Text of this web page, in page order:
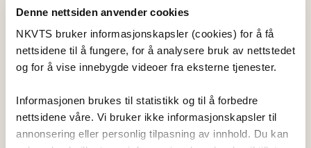
Denne nettsiden anvender cookies
NKVTS bruker informasjonskapsler (cookies) for å få
nettsidene til å fungere, for å analysere bruk av nettstedet
og for å vise innebygde videoer fra eksterne tjenester.
Informasjonen brukes til statistikk og til å forbedre
nettsidene våre. Vi bruker ikke informasjonskapsler til
annonsering eller personlig tilpasning av innhold. Du kan
Noen elever opplever diskriminering og
fordommer, noe som kan ha negative
konsekvenser for tilhørighet og motivasjon.
mulighet til å uttrykke seg og følelsen av
medbestemmelse. Nykommere bør ha mulighet til
å delta aktivt i skolesamfunnet og uttrykke sine